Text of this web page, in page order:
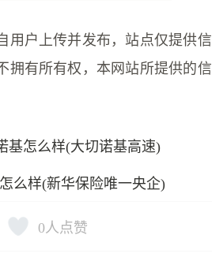
用户上传并发布，站点仅提供信
拥有所有权，本网站所提供的信
基怎么样(大切诺基高速)
么样(新华保险唯一央企)
0人点赞